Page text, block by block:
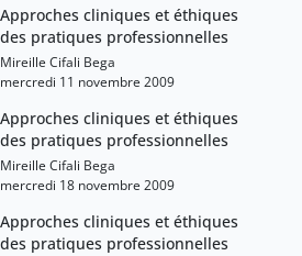
Approches cliniques et éthiques
des pratiques professionnelles
Mireille Cifali Bega
mercredi 11 novembre 2009
Approches cliniques et éthiques
des pratiques professionnelles
Mireille Cifali Bega
mercredi 18 novembre 2009
Approches cliniques et éthiques
des pratiques professionnelles